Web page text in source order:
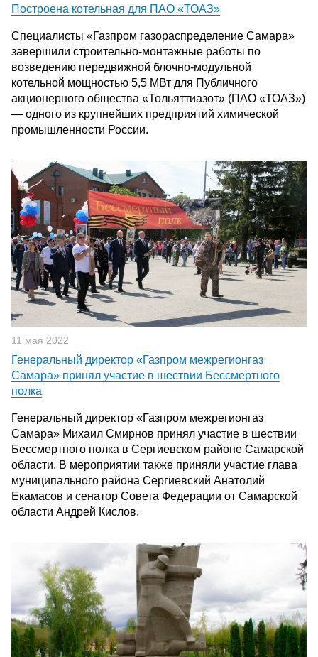
Построена котельная для ПАО «ТОАЗ»
Специалисты «Газпром газораспределение Самара»
завершили строительно-монтажные работы по
возведению передвижной блочно-модульной
котельной мощностью 5,5 МВт для Публичного
акционерного общества «Тольяттиазот» (ПАО «ТОАЗ»)
— одного из крупнейших предприятий химической
промышленности России.
11 мая 2022
Генеральный директор «Газпром межрегионгаз
Самара» принял участие в шествии Бессмертного
полка
Генеральный директор «Газпром межрегионгаз
Самара» Михаил Смирнов принял участие в шествии
Бессмертного полка в Сергиевском районе Самарской
области. В мероприятии также приняли участие глава
муниципального района Сергиевский Анатолий
Екамасов и сенатор Совета Федерации от Самарской
области Андрей Кислов.